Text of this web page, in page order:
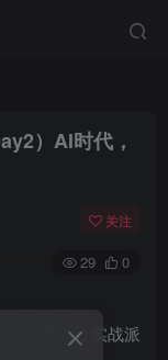
）AI时代，
关注
29 0